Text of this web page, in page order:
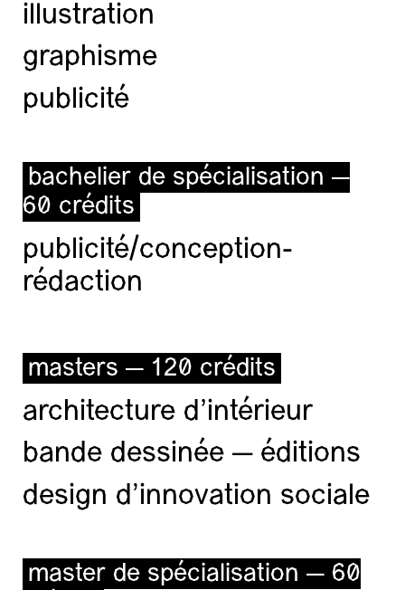
illustration
graphisme
publicité
bachelier de spécialisation —
60 crédits
publicité/conception-
rédaction
masters — 120 crédits
architecture d’intérieur
bande dessinée — éditions
design d'innovation sociale
master de spécialisation — 60